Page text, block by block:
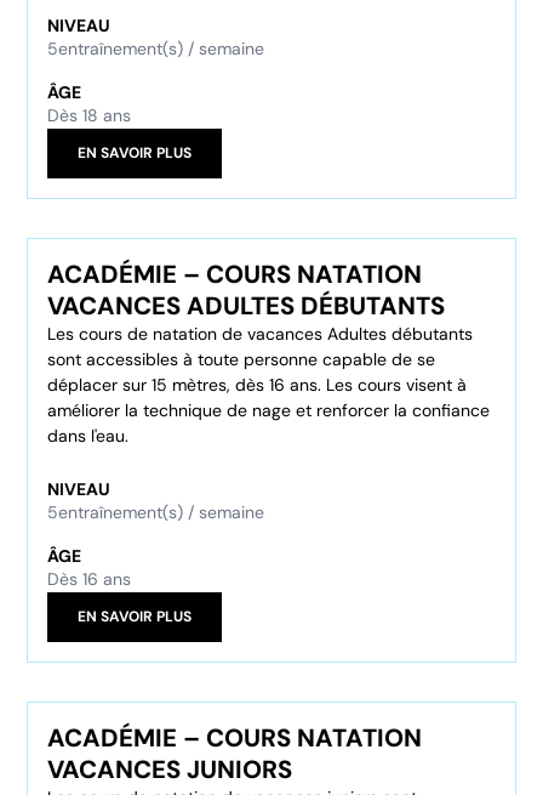
NIVEAU
5entraînement(s) / semaine
ÂGE
Dès 18 ans
EN SAVOIR PLUS
ACADÉMIE – COURS NATATION
VACANCES ADULTES DÉBUTANTS
Les cours de natation de vacances Adultes débutants
sont accessibles à toute personne capable de se
déplacer sur 15 mètres, dès 16 ans. Les cours visent à
améliorer la technique de nage et renforcer la confiance
dans l'eau.
NIVEAU
5entraînement(s) / semaine
ÂGE
Dès 16 ans
EN SAVOIR PLUS
ACADÉMIE – COURS NATATION
VACANCES JUNIORS